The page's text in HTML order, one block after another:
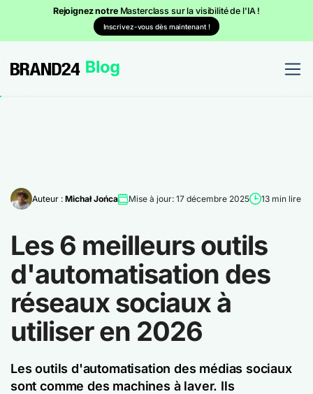
Rejoignez notre Masterclass sur la visibilité de l'IA !
Inscrivez-vous dès maintenant !
Auteur : Michał Jońca Mise à jour: 17 décembre 2025 13 min lire
Les 6 meilleurs outils
d'automatisation des
réseaux sociaux à
utiliser en 2026
Les outils d'automatisation des médias sociaux
sont comme des machines à laver. Ils